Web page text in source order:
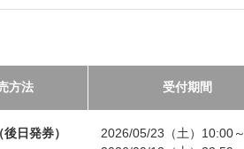
方法 受付期間
日発券）
2026/05/23（土）10:00～